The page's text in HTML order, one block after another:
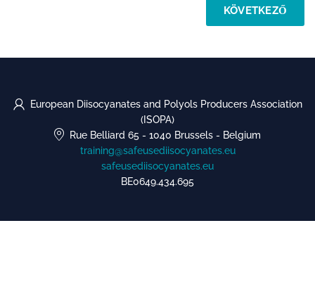
KÖVETKEZŐ
European Diisocyanates and Polyols Producers Association
(ISOPA)
Rue Belliard 65 - 1040 Brussels - Belgium
training@safeusediisocyanates.eu
safeusediisocyanates.eu
BE0649.434.695